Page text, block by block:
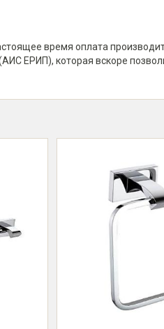
время оплата
ЕРИП), которая вскоре